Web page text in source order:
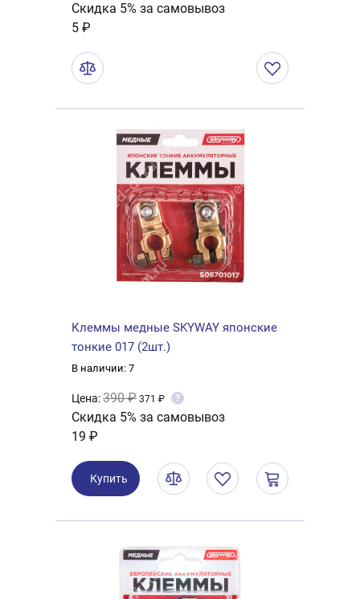
Скидка 5% за самовывоз
5 ₽
Клеммы медные SKYWAY японские
тонкие 017 (2шт.)
В наличии: 7
Цена:390 ₽ 371 ₽ ?
Скидка 5% за самовывоз
19 ₽
Купить